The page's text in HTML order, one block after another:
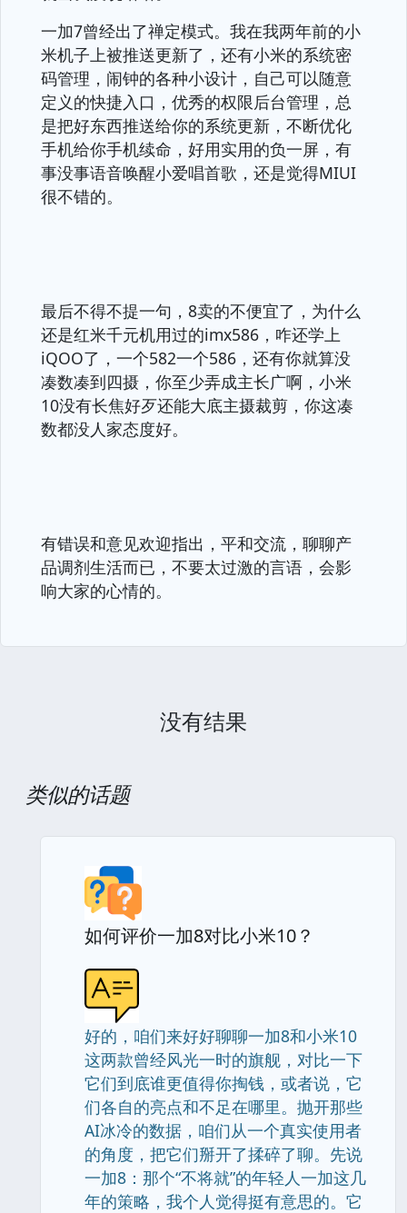
一加7曾经出了禅定模式。我在我两年前的小
米机子上被推送更新了，还有小米的系统密
码管理，闹钟的各种小设计，自己可以随意
定义的快捷入口，优秀的权限后台管理，总
是把好东西推送给你的系统更新，不断优化
手机给你手机续命，好用实用的负一屏，有
事没事语音唤醒小爱唱首歌，还是觉得MIUI
很不错的。
最后不得不提一句，8卖的不便宜了，为什么
还是红米千元机用过的imx586，咋还学上
iQOO了，一个582一个586，还有你就算没
凑数凑到四摄，你至少弄成主长广啊，小米
10没有长焦好歹还能大底主摄裁剪，你这凑
数都没人家态度好。
有错误和意见欢迎指出，平和交流，聊聊产
品调剂生活而已，不要太过激的言语，会影
响大家的心情的。
没有结果
类似的话题
如何评价一加8对比小米10？
好的，咱们来好好聊聊一加8和小米10
这两款曾经风光一时的旗舰，对比一下
它们到底谁更值得你掏钱，或者说，它
们各自的亮点和不足在哪里。抛开那些
AI冰冷的数据，咱们从一个真实使用者
的角度，把它们掰开了揉碎了聊。先说
一加8：那个“不将就”的年轻人一加这几
年的策略，我个人觉得挺有意思的。它